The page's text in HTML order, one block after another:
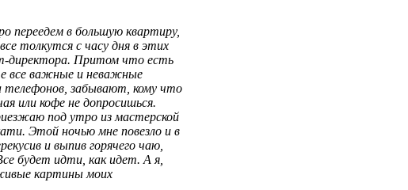
в большую квартиру,
толкутся с часу дня в этих
директора. Притом что есть
все важные и неважные
телефонов, забывают, кому что
или кофе не допросишься.
под утро из мастерской
Этой ночью мне повезло и в
и выпив горячего чаю,
будет идти, как идет. А я,
картины моих